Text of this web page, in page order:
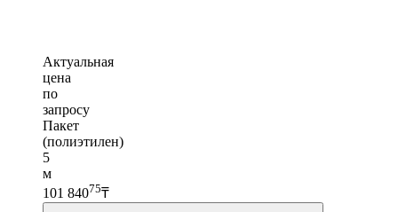
Актуальная
цена
по
запросу
Пакет
(полиэтилен)
5
м
101 84075₸